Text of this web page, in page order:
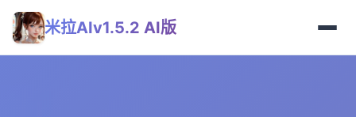
米拉AIv1.5.2 AI版